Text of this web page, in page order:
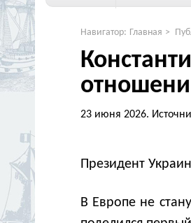
Навигатор: Главная >
23 июня 2026.
Президент
В Европе не